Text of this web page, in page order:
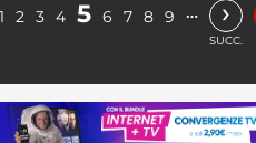
1 2 3 4 5 6 7 8 9 … ›
SUCC.